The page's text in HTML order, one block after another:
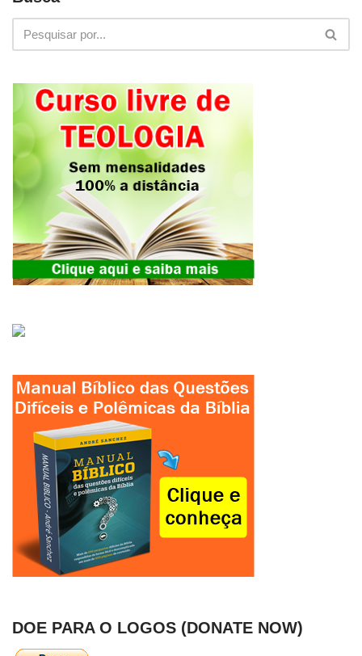
DOE PARA O LOGOS (DONATE NOW)